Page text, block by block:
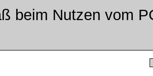
beim Nutzen vom